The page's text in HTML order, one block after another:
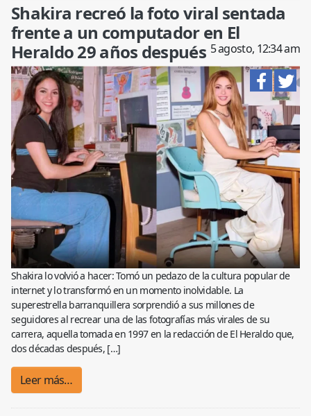
Shakira recreó la foto viral sentada
frente a un computador en El
Heraldo 29 años después 5 agosto, 12:34 am
Shakira lo volvió a hacer: Tomó un pedazo de la cultura popular de
internet y lo transformó en un momento inolvidable. La
superestrella barranquillera sorprendió a sus millones de
seguidores al recrear una de las fotografías más virales de su
carrera, aquella tomada en 1997 en la redacción de El Heraldo que,
dos décadas después, […]
Leer más…